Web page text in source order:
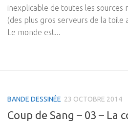
inexplicable de toutes les sources
(des plus gros serveurs de la toile
Le monde est...
BANDE DESSINÉE 23 OCTOBRE 2014
Coup de Sang – 03 – La